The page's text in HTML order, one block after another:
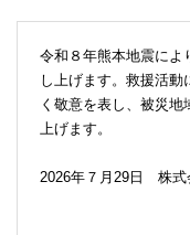
令和８年熊本地震によ
し上げます。救援活
く敬意を表し、被災
上げます。
2026年７月29日 株式